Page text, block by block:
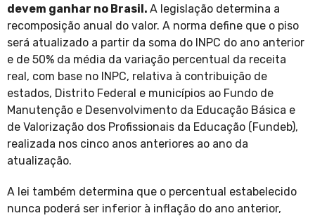
devem ganhar no Brasil. A legislação determina a
recomposição anual do valor. A norma define que o piso
será atualizado a partir da soma do INPC do ano anterior
e de 50% da média da variação percentual da receita
real, com base no INPC, relativa à contribuição de
estados, Distrito Federal e municípios ao Fundo de
Manutenção e Desenvolvimento da Educação Básica e
de Valorização dos Profissionais da Educação (Fundeb),
realizada nos cinco anos anteriores ao ano da
atualização.
A lei também determina que o percentual estabelecido
nunca poderá ser inferior à inflação do ano anterior,